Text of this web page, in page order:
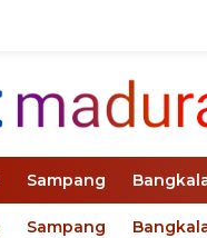
Sampang
Sampang